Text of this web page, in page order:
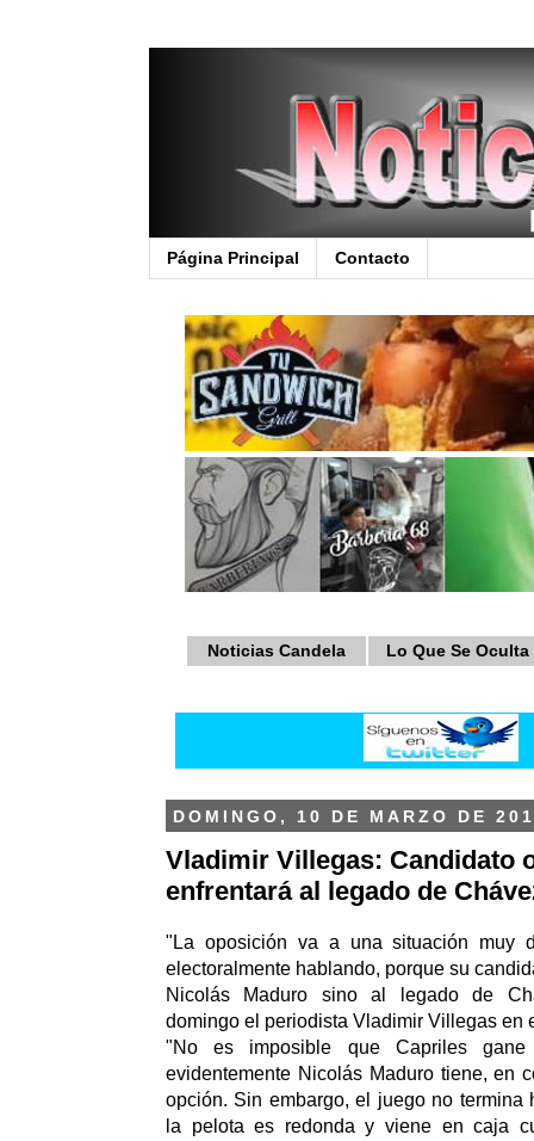
Página Principal Contacto
Noticias Candela Lo Que Se Oculta
DOMINGO, 10 DE MARZO DE
Vladimir Villegas: Candidato
enfrentará al legado de
"La oposición va a una situación muy
electoralmente hablando, porque su
Nicolás Maduro sino al legado de
domingo el periodista Vladimir Villegas en
"No es imposible que Capriles
evidentemente Nicolás Maduro tiene, en
opción. Sin embargo, el juego no termina
la pelota es redonda y viene en caja